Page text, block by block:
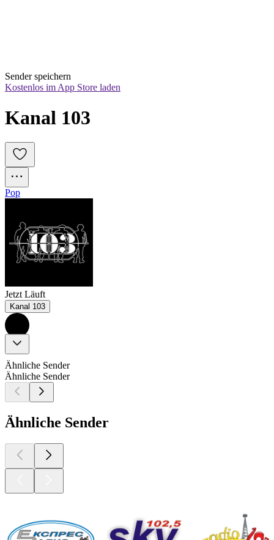
Sender speichern
Kostenlos im App Store laden
Kanal 103
Pop
Jetzt Läuft
Kanal 103
Ähnliche Sender
Ähnliche Sender
Ähnliche Sender